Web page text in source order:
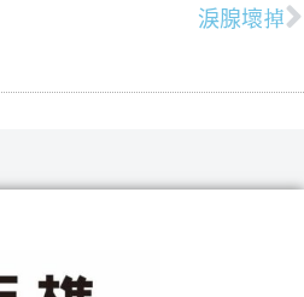
淚腺壞掉